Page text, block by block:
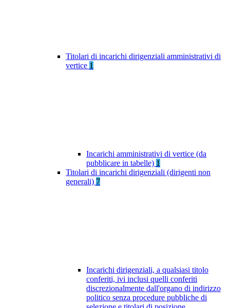
Titolari di incarichi dirigenziali amministrativi di
vertice 1
Incarichi amministrativi di vertice (da
pubblicare in tabelle) 1
Titolari di incarichi dirigenziali (dirigenti non
generali) 7
Incarichi dirigenziali, a qualsiasi titolo
conferiti, ivi inclusi quelli conferiti
discrezionalmente dall'organo di indirizzo
politico senza procedure pubbliche di